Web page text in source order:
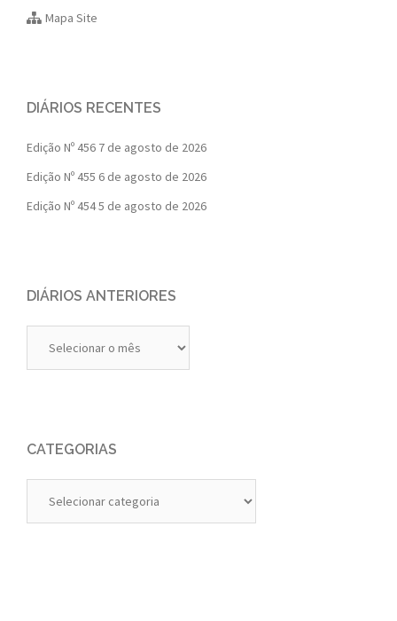
Mapa Site
DIÁRIOS RECENTES
Edição Nº 456 7 de agosto de 2026
Edição Nº 455 6 de agosto de 2026
Edição Nº 4545 de agosto de 2026
DIÁRIOS ANTERIORES
Anteriores
CATEGORIAS